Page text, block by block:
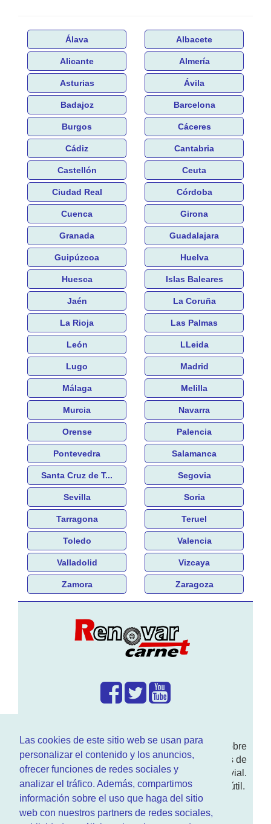
Las cookies de este sitio web se usan para
personalizar el contenido y los anuncios,
ofrecer funciones de redes sociales y
analizar el tráfico. Además, compartimos
información sobre el uso que haga del sitio
web con nuestros partners de redes sociales,
Álava Albacete
Alicante Almería
Asturias Ávila
Badajoz Barcelona
Burgos Cáceres
Cádiz Cantabria
Castellón Ceuta
Ciudad Real Córdoba
Cuenca Girona
Granada Guadalajara
Guipúzcoa Huelva
Huesca Islas Baleares
Jaén La Coruña
La Rioja Las Palmas
León LLeida
Lugo Madrid
Málaga Melilla
Murcia Navarra
Orense Palencia
Pontevedra Salamanca
Santa Cruz de T... Segovia
Sevilla Soria
Tarragona Teruel
Toledo Valencia
Valladolid Vizcaya
Zamora Zaragoza
Enwww.RenovarCarnet.comTe contamos sobre
larenovación del permisode conducir, noticias de
actualidad motor y sobre todo seguridad vial.
Ademas tenemos todo tipo de información DGT útil.
¿Quienes somos?